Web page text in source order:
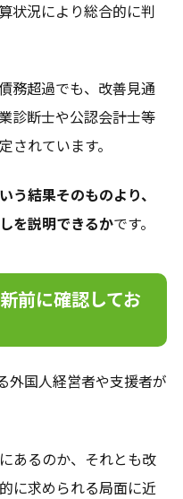
状況により総合的に判
務超過でも、改善見通
診断士や公認会計士等
されています。
う結果そのものより、
を説明できるかです。
前に確認してお
外国人経営者や支援者が
あるのか、それとも改
に求められる局面に近